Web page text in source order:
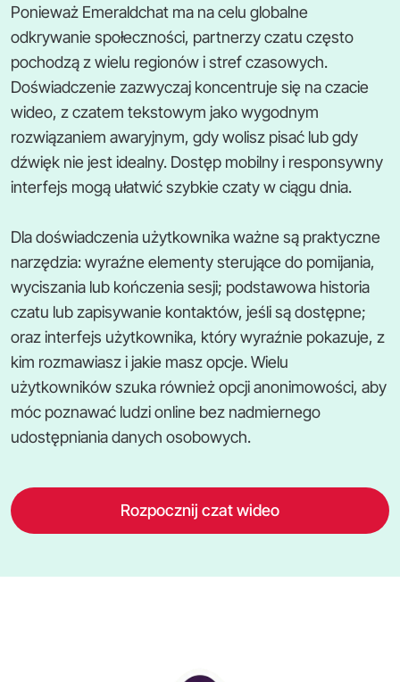
Ponieważ Emeraldchat ma na celu globalne
odkrywanie społeczności, partnerzy czatu często
pochodzą z wielu regionów i stref czasowych.
Doświadczenie zazwyczaj koncentruje się na czacie
wideo, z czatem tekstowym jako wygodnym
rozwiązaniem awaryjnym, gdy wolisz pisać lub gdy
dźwięk nie jest idealny. Dostęp mobilny i responsywny
interfejs mogą ułatwić szybkie czaty w ciągu dnia.
Dla doświadczenia użytkownika ważne są praktyczne
narzędzia: wyraźne elementy sterujące do pomijania,
wyciszania lub kończenia sesji; podstawowa historia
czatu lub zapisywanie kontaktów, jeśli są dostępne;
oraz interfejs użytkownika, który wyraźnie pokazuje, z
kim rozmawiasz i jakie masz opcje. Wielu
użytkowników szuka również opcji anonimowości, aby
móc poznawać ludzi online bez nadmiernego
udostępniania danych osobowych.
Rozpocznij czat wideo